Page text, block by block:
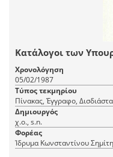
Κατάλογοι των
Χρονολόγηση
05/02/1987
Τύπος τεκμηρίου
Πίνακας, Έγγραφο,
Δημιουργός
χ.ο., s.n.
Φορέας
Ίδρυμα Κωνσταντίνου Σημίτη